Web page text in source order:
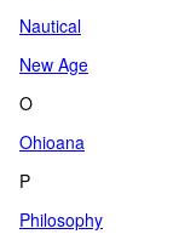
Nautical
New Age
O
Ohioana
P
Philosophy